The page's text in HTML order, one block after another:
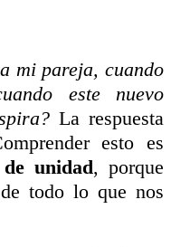
mi pareja, cuando
este nuevo
La respuesta
esto es
unidad, porque
todo lo que nos